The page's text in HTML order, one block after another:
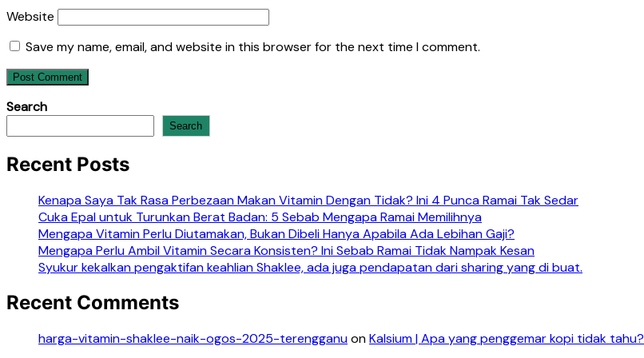
Website
Save my name, email, and website in this browser for the next time I comment.
Search
Search
Recent Posts
Kenapa Saya Tak Rasa Perbezaan Makan Vitamin Dengan Tidak? Ini 4 Punca Ramai Tak Sedar
Cuka Epal untuk Turunkan Berat Badan: 5 Sebab Mengapa Ramai Memilihnya
Mengapa Vitamin Perlu Diutamakan, Bukan Dibeli Hanya Apabila Ada Lebihan Gaji?
Mengapa Perlu Ambil Vitamin Secara Konsisten? Ini Sebab Ramai Tidak Nampak Kesan
Syukur kekalkan pengaktifan keahlian Shaklee, ada juga pendapatan dari sharing yang di buat.
Recent Comments
harga-vitamin-shaklee-naik-ogos-2025-terengganuonKalsium | Apa yang penggemar kopi tidak tahu?